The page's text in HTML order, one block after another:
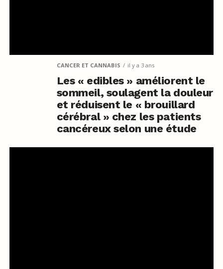
CANCER ET CANNABIS il y a 3 ans
Les « edibles » améliorent le
sommeil, soulagent la douleur
et réduisent le « brouillard
cérébral » chez les patients
cancéreux selon une étude